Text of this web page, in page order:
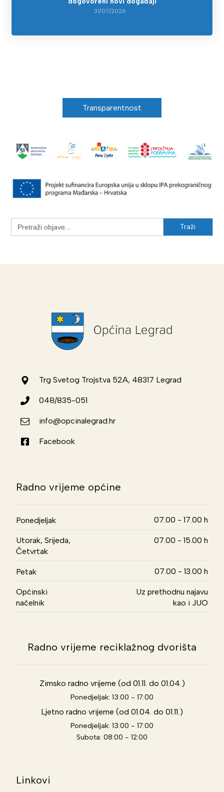
31/07/2026
Transparentnost
Search
for:
Trg Svetog Trojstva 52A, 48317 Legrad
048/835-051
info@opcinalegrad.hr
Facebook
Radno vrijeme općine
Ponedjeljak 07.00 - 17.00 h
Utorak, Srijeda,
Četvrtak
07.00 - 15.00 h
Petak 07.00 - 13.00 h
Općinski
načelnik
Uz prethodnu najavu
kao i JUO
Radno vrijeme reciklažnog dvorišta
Zimsko radno vrijeme (od 01.11. do 01.04.)
Ponedjeljak: 13:00 - 17:00
Ljetno radno vrijeme (od 01.04. do 01.11.)
Ponedjeljak: 13:00 - 17:00
Subota: 08:00 - 12:00
Linkovi